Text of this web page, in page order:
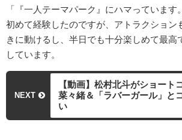
「『一人テーマパーク』にハマっています
初めて経験したのですが、アトラクション
きに動けるし、半日でも十分楽しめて最高
しています。
NEXT
【動画】松村北斗がショー
菜々緒＆「ラバーガール」と
い